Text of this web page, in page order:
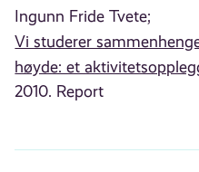
Ingunn Fride Tvete;
Vi studerer
høyde: et
2010. Report